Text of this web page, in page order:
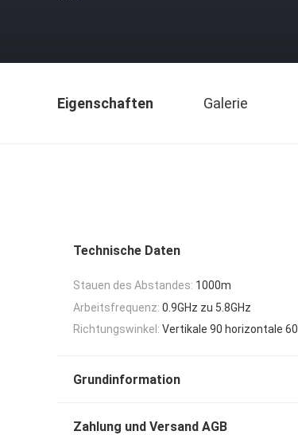
Eigenschaften Galerie
Technische Daten
Stauen des Abstandes: 1000m
Arbeitsfrequenz: 0.9GHz zu 5.8GHz
Richtungswinkel: Vertikale 90 horizontale 60
Grundinformation
Zahlung und Versand AGB